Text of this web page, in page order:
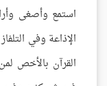
استمع وأصغى
الإذاعة وفي
القرآن بالأخص